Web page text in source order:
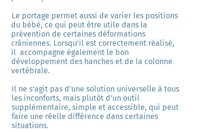
Le portage permet aussi de varier les positions
du bébé, ce qui peut être utile dans la
prévention de certaines déformations
crâniennes. Lorsqu’il est correctement réalisé,
il  accompagne également le bon
développement des hanches et de la colonne
vertébrale.
Il ne s’agit pas d’une solution universelle à tous
les inconforts, mais plutôt d’un outil
supplémentaire, simple et accessible, qui peut
faire une réelle différence dans certaines
situations.